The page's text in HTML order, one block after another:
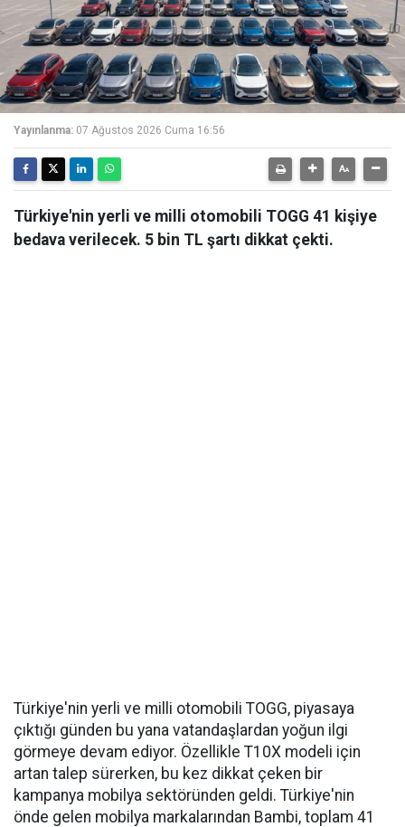
Yayınlanma: 07 Ağustos 2026 Cuma 16:56
Türkiye'nin yerli ve milli otomobili TOGG 41 kişiye
bedava verilecek. 5 bin TL şartı dikkat çekti.
Türkiye'nin yerli ve milli otomobili TOGG, piyasaya
çıktığı günden bu yana vatandaşlardan yoğun ilgi
görmeye devam ediyor. Özellikle T10X modeli için
artan talep sürerken, bu kez dikkat çeken bir
kampanya mobilya sektöründen geldi. Türkiye'nin
önde gelen mobilya markalarından Bambi, toplam 41